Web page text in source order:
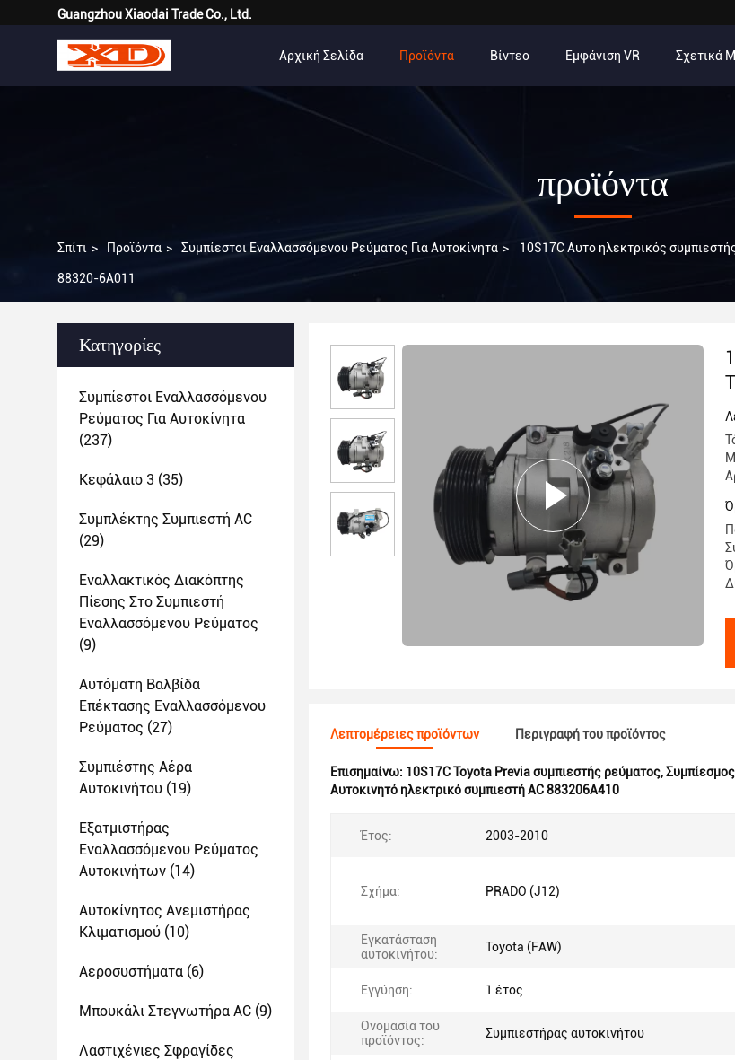
Guangzhou Xiaodai Trade Co., Ltd.
Αρχική Σελίδα Προϊόντα Βίντεο Εμφάνιση VR Σχετικά
προϊόντα
Σπίτι > Προϊόντα > Συμπίεστοι Εναλλασσόμενου Ρεύματος Για Αυτοκίνητα > 10S17C Αυτο ηλεκτρικός
88320-6A011
Κατηγορίες
Συμπίεστοι Εναλλασσόμενου
Ρεύματος Για Αυτοκίνητα
(237)
Κεφάλαιο 3 (35)
Συμπλέκτης Συμπιεστή AC
(29)
Εναλλακτικός Διακόπτης
Πίεσης Στο Συμπιεστή
Εναλλασσόμενου Ρεύματος
(9)
Αυτόματη Βαλβίδα
Επέκτασης Εναλλασσόμενου
Ρεύματος (27)
Συμπιέστης Αέρα
Αυτοκινήτου (19)
Εξατμιστήρας
Εναλλασσόμενου Ρεύματος
Αυτοκινήτων (14)
Αυτοκίνητος Ανεμιστήρας
Κλιματισμού (10)
Αεροσυστήματα (6)
Μπουκάλι Στεγνωτήρα AC (9)
Λαστιχένιες Σφραγίδες
Λεπτομέρειες προϊόντων Περιγραφή του προϊόντος
Επισημαίνω: 10S17C Toyota Previa συμπιεστής ρεύματος,
Αυτοκινητό ηλεκτρικό συμπιεστή AC 883206A410
Έτος: 2003-2010
Σχήμα: PRADO (J12)
Εγκατάσταση
αυτοκινήτου:
Toyota (FAW)
Εγγύηση: 1 έτος
Ονομασία του
προϊόντος:
Συμπιεστήρας αυτοκινήτου